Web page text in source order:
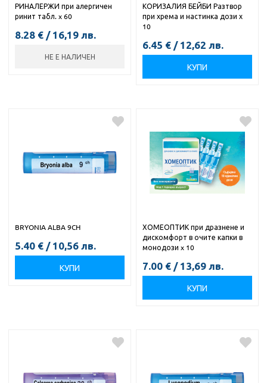
РИНАЛЕРЖИ при алергичен
ринит табл. x 60
8.28 € / 16,19 лв.
НЕ Е НАЛИЧЕН
КОРИЗАЛИЯ БЕЙБИ Разтвор
при хрема и настинка дози х
10
6.45 € / 12,62 лв.
КУПИ
BRYONIA ALBA 9CH
5.40 € / 10,56 лв.
КУПИ
ХОМЕОПТИК при дразнене и
дискомфорт в очите капки в
монодози x 10
7.00 € / 13,69 лв.
КУПИ